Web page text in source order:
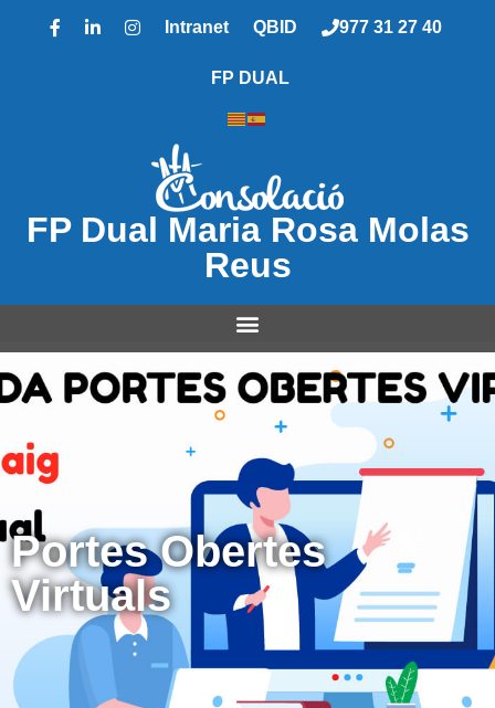
Intranet QBID 977 31 27 40
FP DUAL
FP Dual Maria Rosa Molas
Reus
Portes Obertes
Virtuals